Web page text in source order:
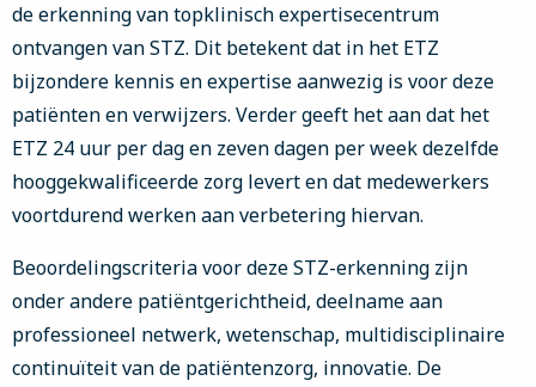
de erkenning van topklinisch expertisecentrum
ontvangen van STZ. Dit betekent dat in het ETZ
bijzondere kennis en expertise aanwezig is voor deze
patiënten en verwijzers. Verder geeft het aan dat het
ETZ 24 uur per dag en zeven dagen per week dezelfde
hooggekwalificeerde zorg levert en dat medewerkers
voortdurend werken aan verbetering hiervan.
Beoordelingscriteria voor deze STZ-erkenning zijn
onder andere patiëntgerichtheid, deelname aan
professioneel netwerk, wetenschap, multidisciplinaire
continuïteit van de patiëntenzorg, innovatie. De